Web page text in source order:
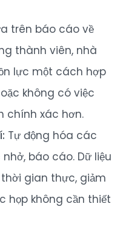
trên báo cáo về
thành viên, nhà
lực một cách hợp
không có việc
chính xác hơn.
Tự động hóa các
báo cáo. Dữ liệu
gian thực, giảm
họp không cần thiết